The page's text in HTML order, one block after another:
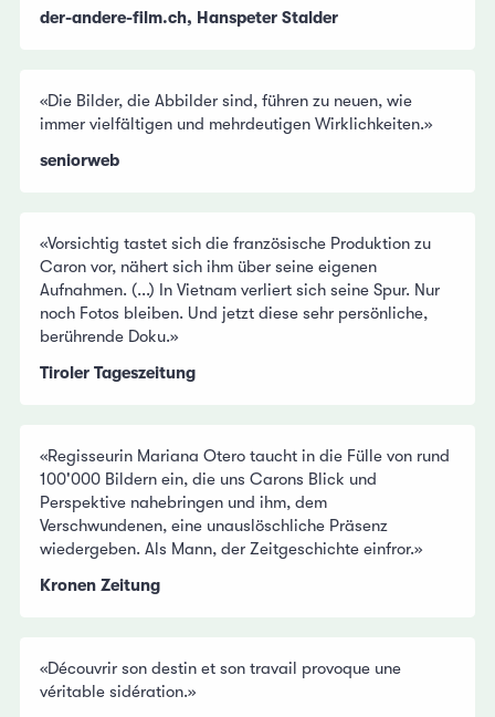
der-andere-film.ch, Hanspeter Stalder
«Die Bilder, die Abbilder sind, führen zu neuen, wie
immer vielfältigen und mehrdeutigen Wirklichkeiten.»
seniorweb
«Vorsichtig tastet sich die französische Produktion zu
Caron vor, nähert sich ihm über seine eigenen
Aufnahmen. (...) In Vietnam verliert sich seine Spur. Nur
noch Fotos bleiben. Und jetzt diese sehr persönliche,
berührende Doku.»
Tiroler Tageszeitung
«Regisseurin Mariana Otero taucht in die Fülle von rund
100'000 Bildern ein, die uns Carons Blick und
Perspektive nahebringen und ihm, dem
Verschwundenen, eine unauslöschliche Präsenz
wiedergeben. Als Mann, der Zeitgeschichte einfror.»
Kronen Zeitung
«Découvrir son destin et son travail provoque une
véritable sidération.»